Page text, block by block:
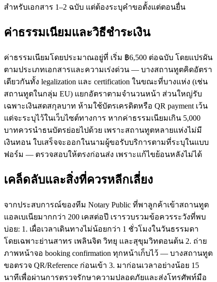
สำหรับเอกสาร 1–2 ฉบับ แต่ต้องระบุคำขอตั้งแต่ตอนยื่น
ค่าธรรมเนียมและวิธีชำระเงิน
ค่าธรรมเนียมโดยประมาณอยู่ที่ เริ่ม ฿6,500 ต่อฉบับ โดยแปรผัน
ตามประเภทเอกสารและความเร่งด่วน — บางสถานทูตคิดอัตรา
เดียวกันทั้ง legalization และ certification ในขณะที่บางแห่ง (เช่น
สถานทูตในกลุ่ม EU) แยกอัตราตามจำนวนหน้า ส่วนใหญ่รับ
เฉพาะเงินสดสกุลบาท ห้ามใช้บัตรเครดิตหรือ QR payment เว้น
แต่จะระบุไว้ในเว็บไซต์ทางการ หากค่าธรรมเนียมเกิน 5,000
บาทควรนำธนบัตรย่อยไปด้วย เพราะสถานทูตหลายแห่งไม่มี
เงินทอน ใบเสร็จจะออกในนามผู้ขอรับบริการตามที่ระบุในแบบ
ฟอร์ม — ตรวจสอบให้ตรงก่อนส่ง เพราะแก้ไขย้อนหลังไม่ได้
เคล็ดลับและสิ่งที่ควรหลีกเลี่ยง
จากประสบการณ์ของทีม Notary Public ที่พาลูกค้าเข้าสถานทูต
แอลเบเนียมากกว่า 200 เคสต่อปี เรารวบรวมข้อควรระวังที่พบ
บ่อย: 1. เผื่อเวลาเดินทางไม่น้อยกว่า 1 ชั่วโมงในวันธรรมดา
โดยเฉพาะย่านสาทร เพลินจิต วิทยุ และสุขุมวิทตอนต้น 2. ถ่าย
ภาพหน้าจอ booking confirmation ทุกหน้าเก็บไว้ — บางสถานทูต
ขอตรวจ QR/Reference ก่อนเข้า 3. มาก่อนเวลาอย่างน้อย 15
นาทีเพื่อผ่านการตรวจรักษาความปลอดภัยและส่งโทรศัพท์มือ